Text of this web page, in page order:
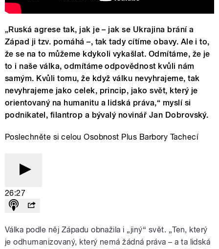
„Ruská agrese tak, jak je – jak se Ukrajina brání a
Západ ji tzv. pomáhá –, tak tady cítíme obavy. Ale i to,
že se na to můžeme kdykoli vykašlat. Odmítáme, že je
to i naše válka, odmítáme odpovědnost kvůli nám
samým. Kvůli tomu, že když válku nevyhrajeme, tak
nevyhrajeme jako celek, princip, jako svět, který je
orientovaný na humanitu a lidská práva,“ myslí si
podnikatel, filantrop a bývalý novinář Jan Dobrovský.
Poslechněte si celou Osobnost Plus Barbory Tachecí
26:27
Válka podle něj Západu obnažila i „jiný“ svět. „Ten, který
je odhumanizovaný, který nemá žádná práva – a ta lidská